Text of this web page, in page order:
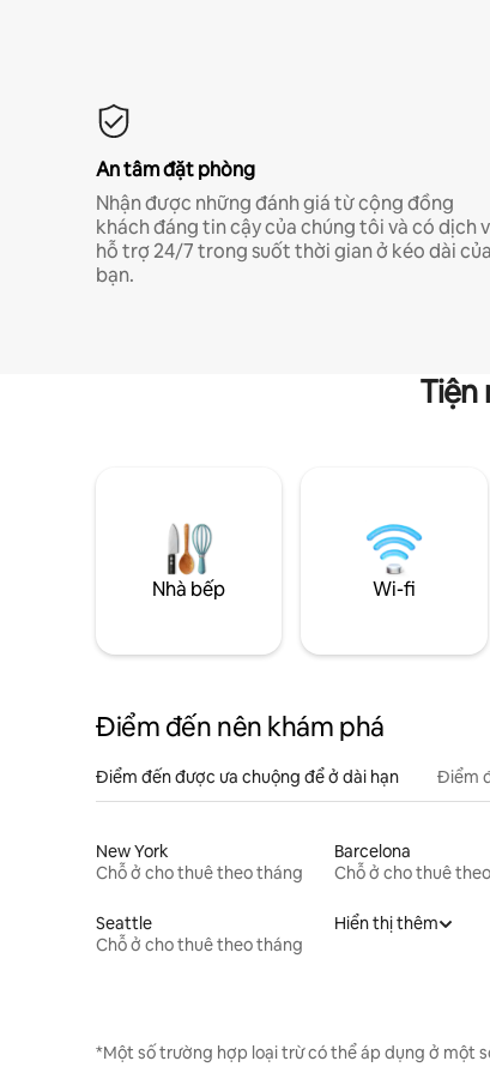
An tâm đặt phòng
Nhận được những đánh giá từ cộng đồng
khách đáng tin cậy của chúng tôi và có dịch
hỗ trợ 24/7 trong suốt thời gian ở kéo dài của
bạn.
Tiện
Nhà bếp Wi-fi
Điểm đến nên khám phá
Điểm đến được ưa chuộng để ở dài hạn Điểm
New York
Chỗ ở cho thuê theo tháng
Barcelona
Chỗ ở cho thuê
Seattle
Chỗ ở cho thuê theo tháng
Hiển thị thêm
*Một số trường hợp loại trừ có thể áp dụng ở một